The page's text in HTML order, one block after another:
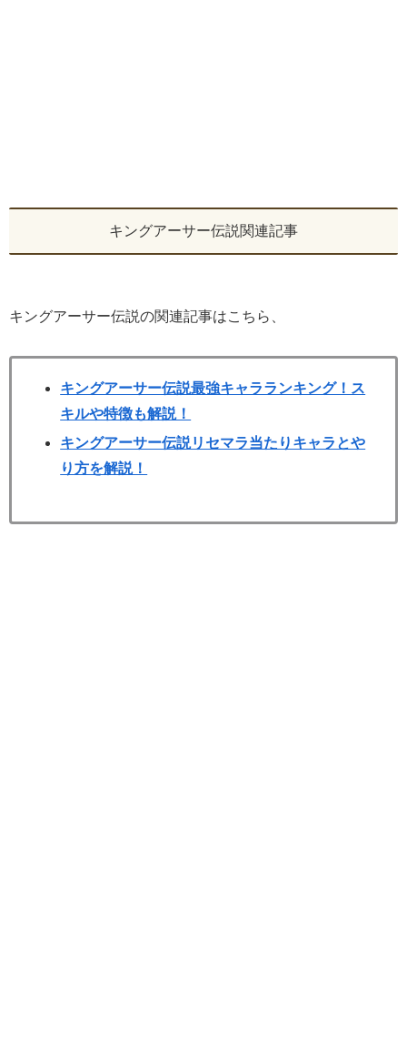
キングアーサー伝説関連記事
キングアーサー伝説の関連記事はこちら、
キングアーサー伝説最強キャラランキング！ス
キルや特徴も解説！
キングアーサー伝説リセマラ当たりキャラとや
り方を解説！